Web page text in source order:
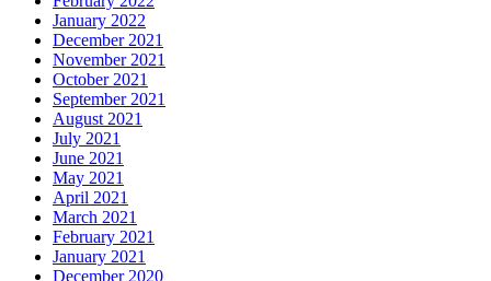
January 2022
December 2021
November 2021
October 2021
September 2021
August 2021
July 2021
June 2021
May 2021
April 2021
March 2021
February 2021
January 2021
December 2020